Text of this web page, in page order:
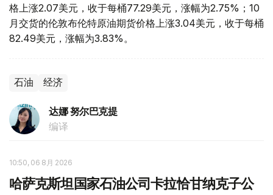
格上涨2.07美元，收于每桶77.29美元，涨幅为2.75%；10
月交货的伦敦布伦特原油期货价格上涨3.04美元，收于每桶
82.49美元，涨幅为3.83%。
石油 经济
达娜 努尔巴克提
编译
10:50, 06 8月 2026
哈萨克斯坦国家石油公司卡拉恰甘纳克子公